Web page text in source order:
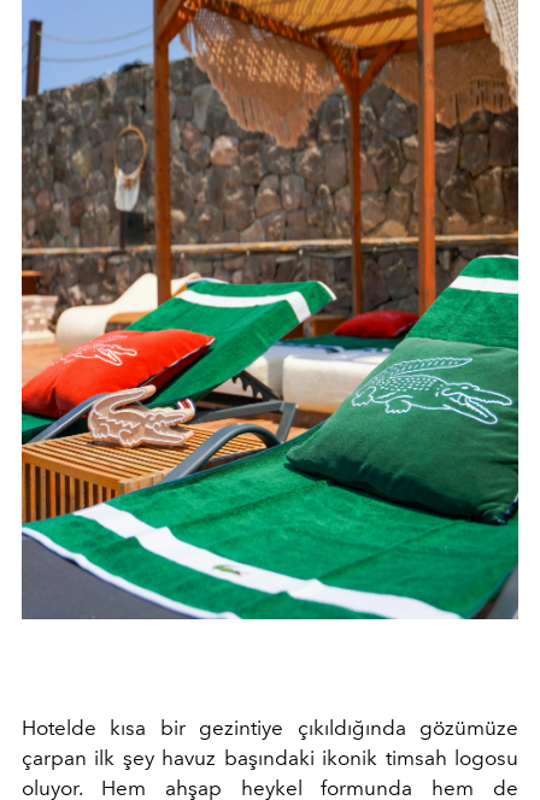
Hotelde kısa bir gezintiye çıkıldığında gözümüze
çarpan ilk şey havuz başındaki ikonik timsah logosu
oluyor. Hem ahşap heykel formunda hem de